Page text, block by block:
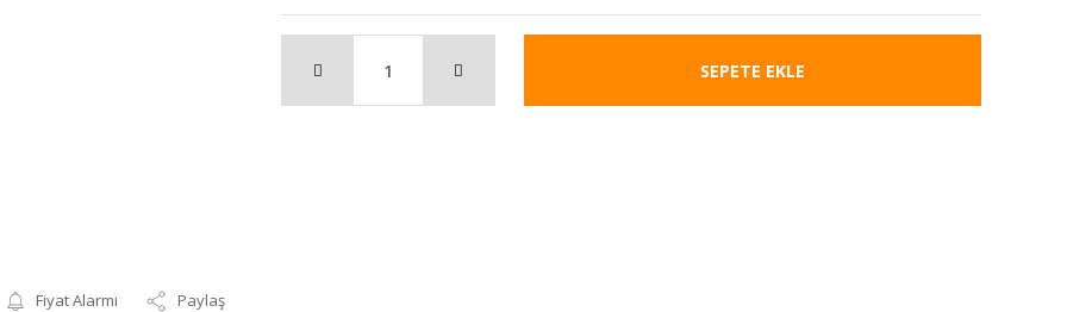
Fiyat Alarmı Paylaş
SEPETE EKLE